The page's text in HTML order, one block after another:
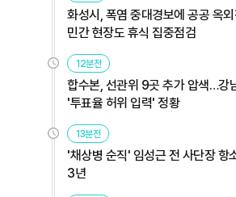
화성시, 폭염 중대경보에 공공 옥
민간 현장도 휴식 집중점검
12분전
합수본, 선관위 9곳 추가 압색…강
'투표율 허위 입력' 정황
13분전
'채상병 순직' 임성근 전 사단장 항
3년